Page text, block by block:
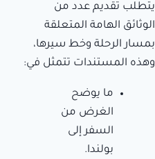
يتطلب تقديم عدد من
الوثائق الهامة المتعلقة
بمسار الرحلة وخط سيرها،
وهذه المستندات تتمثل في:
ما يوضح
الغرض من
السفر إلى
بولندا.